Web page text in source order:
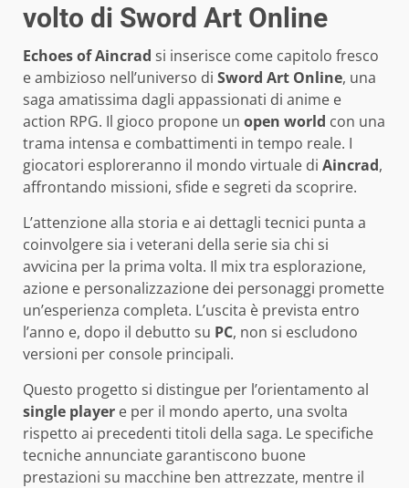
volto di Sword Art Online
Echoes of Aincrad si inserisce come capitolo fresco
e ambizioso nell’universo di Sword Art Online, una
saga amatissima dagli appassionati di anime e
action RPG. Il gioco propone un open world con una
trama intensa e combattimenti in tempo reale. I
giocatori esploreranno il mondo virtuale di Aincrad,
affrontando missioni, sfide e segreti da scoprire.
L’attenzione alla storia e ai dettagli tecnici punta a
coinvolgere sia i veterani della serie sia chi si
avvicina per la prima volta. Il mix tra esplorazione,
azione e personalizzazione dei personaggi promette
un’esperienza completa. L’uscita è prevista entro
l’anno e, dopo il debutto su PC, non si escludono
versioni per console principali.
Questo progetto si distingue per l’orientamento al
single player e per il mondo aperto, una svolta
rispetto ai precedenti titoli della saga. Le specifiche
tecniche annunciate garantiscono buone
prestazioni su macchine ben attrezzate, mentre il